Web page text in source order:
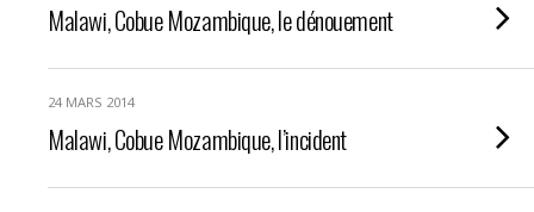
Malawi, Cobue Mozambique, le dénouement
24 MARS 2014
Malawi, Cobue Mozambique, l’incident